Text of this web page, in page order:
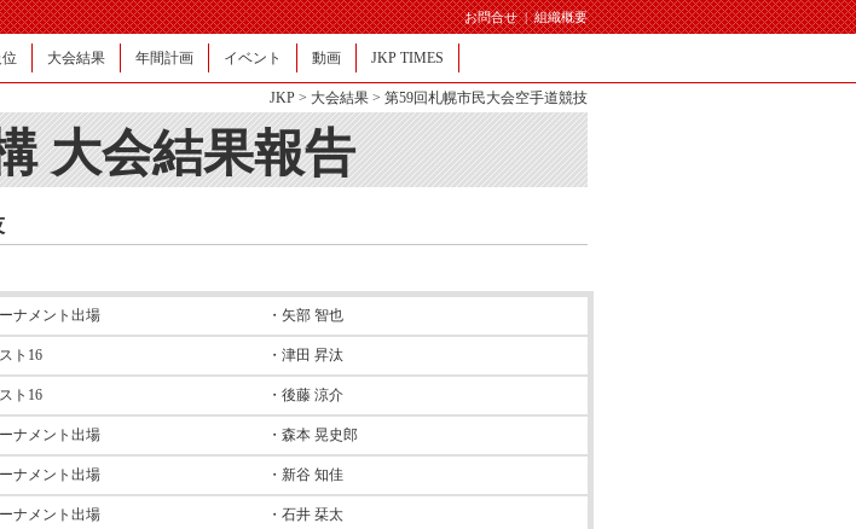
お問合せ|組織概要
大会結果 年間計画 イベント 動画 JKP TIMES
JKP > 大会結果 > 第59回札幌市民大会空手道競技
大会結果報告
ーナメント出場 ・矢部 智也
ト16 ・津田 昇汰
ト16 ・後藤 涼介
ーナメント出場 ・森本 晃史郎
ーナメント出場 ・新谷 知佳
ーナメント出場 ・石井 栞太